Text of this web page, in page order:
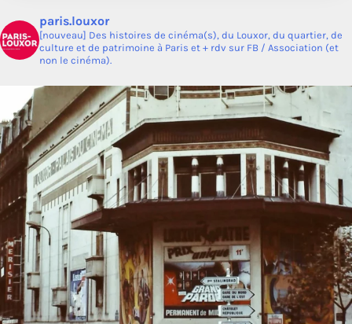
paris.louxor
[nouveau] Des histoires de cinéma(s), du Louxor, du quartier, de
culture et de patrimoine à Paris et + rdv sur FB / Association (et
non le cinéma).